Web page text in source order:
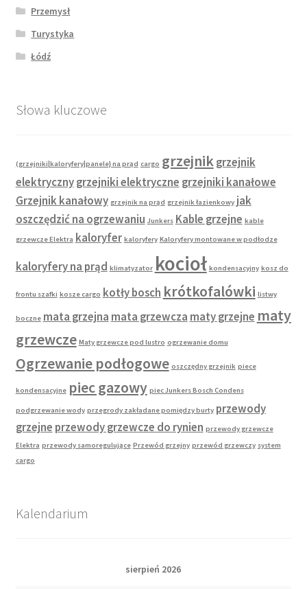
Przemysł
Turystyka
Łódź
Słowa kluczowe
(grzejniki|kaloryfery|panele} na prąd cargo grzejnik grzejnik
elektryczny grzejniki elektryczne grzejniki kanałowe
Grzejnik kanałowy grzejnik na prąd grzejnik łazienkowy jak
oszczędzić na ogrzewaniu Junkers Kable grzejne kable
grzewcze Elektra kaloryfer kaloryfery Kaloryfery montowane w podłodze
kaloryfery na prąd klimatyzator kocioł kondensacyjny kosz do
frontu szafki kosze cargo kotły bosch krótkofalówki listwy
boczne mata grzejna mata grzewcza maty grzejne maty
grzewcze Maty grzewcze pod lustro ogrzewanie domu
Ogrzewanie podłogowe oszczędny grzejnik piece
kondensacyjne piec gazowy piec Junkers Bosch Condens
podgrzewanie wody przegrody zakładane pomiędzy burty przewody
grzejne przewody grzewcze do rynien przewody grzewcze
Elektra przewody samoregulujące Przewód grzejny przewód grzewczy system
cargo
Kalendarium
sierpień 2026